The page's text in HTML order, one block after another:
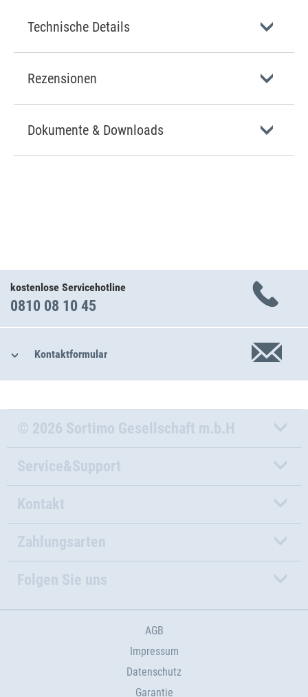
Technische Details
Rezensionen
Dokumente & Downloads
kostenlose Servicehotline
0810 08 10 45
Kontaktformular
© 2026 Sortimo Gesellschaft m.b.H
Service&Support
Kontakt
Zahlungsarten
Folgen Sie uns
AGB
Impressum
Datenschutz
Garantie